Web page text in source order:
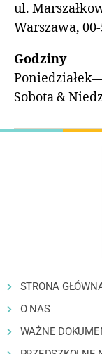
ul.
Warszawa,
Godziny
Sobota &
STRONA
O NAS
WAŻNE